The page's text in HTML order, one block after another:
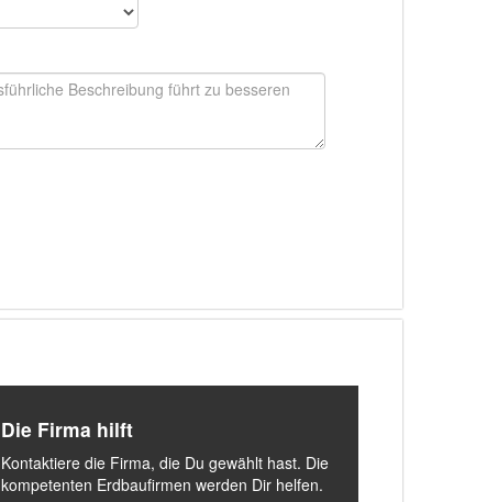
Die Firma hilft
Kontaktiere die Firma, die Du gewählt hast. Die
kompetenten Erdbaufirmen werden Dir helfen.